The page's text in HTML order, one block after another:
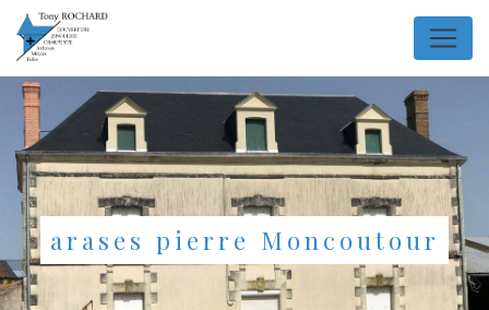
Panneau de gestion des cookies
arases pierre Moncoutour